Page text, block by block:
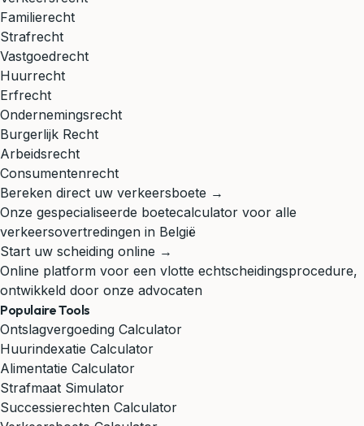
Familierecht
Strafrecht
Vastgoedrecht
Huurrecht
Erfrecht
Ondernemingsrecht
Burgerlijk Recht
Arbeidsrecht
Consumentenrecht
Bereken direct uw verkeersboete →
Onze gespecialiseerde boetecalculator voor alle
verkeersovertredingen in België
Start uw scheiding online →
Online platform voor een vlotte echtscheidingsprocedure,
ontwikkeld door onze advocaten
Populaire Tools
Ontslagvergoeding Calculator
Huurindexatie Calculator
Alimentatie Calculator
Strafmaat Simulator
Successierechten Calculator